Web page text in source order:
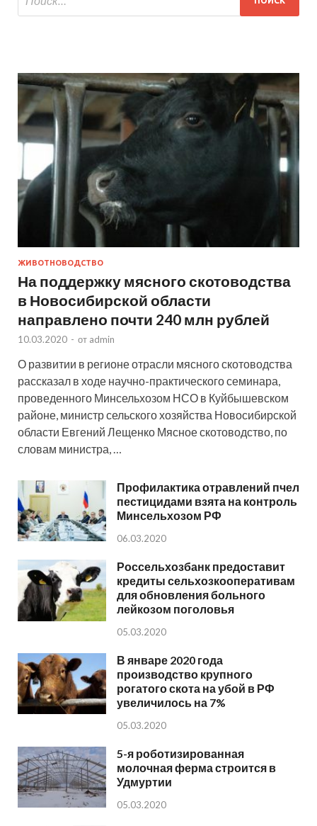
ЖИВОТНОВОДСТВО
На поддержку мясного скотоводства
в Новосибирской области
направлено почти 240 млн рублей
10.03.2020 - от admin
О развитии в регионе отрасли мясного скотоводства
рассказал в ходе научно-практического семинара,
проведенного Минсельхозом НСО в Куйбышевском
районе, министр сельского хозяйства Новосибирской
области Евгений Лещенко Мясное скотоводство, по
словам министра, …
Профилактика отравлений пчел
пестицидами взята на контроль
Минсельхозом РФ
06.03.2020
Россельхозбанк предоставит
кредиты сельхозкооперативам
для обновления больного
лейкозом поголовья
05.03.2020
В январе 2020 года
производство крупного
рогатого скота на убой в РФ
увеличилось на 7%
05.03.2020
5-я роботизированная
молочная ферма строится в
Удмуртии
05.03.2020